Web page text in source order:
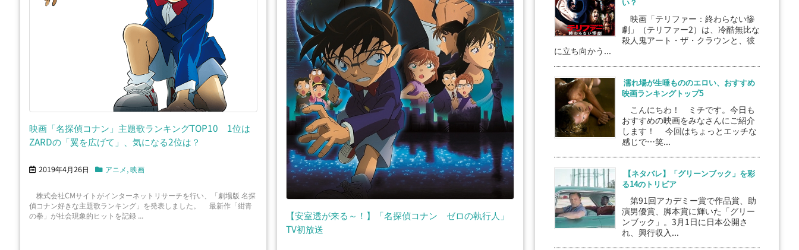
映画「名探偵コナン」主題歌ランキングTOP10 1位は
ZARDの「翼を広げて」、気になる2位は？
2019年4月26日 アニメ,映画
株式会社CMサイトがインターネットリサーチを行い、「劇場版 名探
偵コナン好きな主題歌ランキング」を発表しました。 最新作「紺青
の拳」が社会現象的ヒットを記録 ...
【安室透が来る～！】「名探偵コナン ゼロの執行人」
TV初放送
映画「テリファー：終わらない惨
劇」（テリファー2）は、冷酷無比な
殺人鬼アート・ザ・クラウンと、彼
に立ち向かう...
濡れ場が生唾もののエロい、おすすめ
映画ランキングトップ5
こんにちわ！ ミチです。今日も
おすすめの映画をみなさんにご紹介
します！ 今回はちょっとエッチな
感じで…笑...
【ネタバレ】「グリーンブック」を彩
る14のトリビア
第91回アカデミー賞で作品賞、助
演男優賞、脚本賞に輝いた「グリー
ンブック」。3月1日に日本公開さ
れ、興行収入...